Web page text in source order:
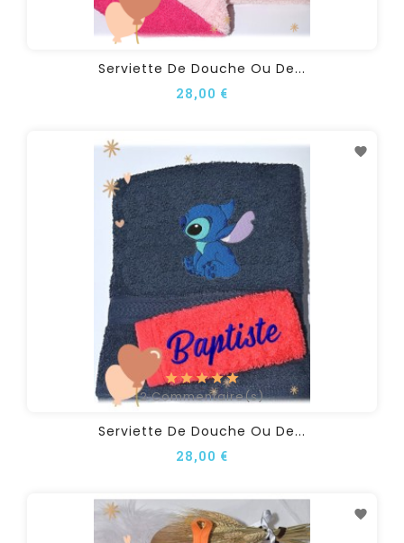
Serviette De Douche Ou De...
28,00 €
2Commentaire(s)
Serviette De Douche Ou De...
28,00 €